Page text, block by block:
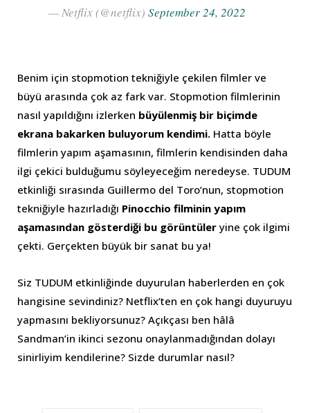
— Netflix (@netflix) September 24, 2022
Benim için stopmotion tekniğiyle çekilen filmler ve
büyü arasında çok az fark var. Stopmotion filmlerinin
nasıl yapıldığını izlerken büyülenmiş bir biçimde
ekrana bakarken buluyorum kendimi. Hatta böyle
filmlerin yapım aşamasının, filmlerin kendisinden daha
ilgi çekici bulduğumu söyleyeceğim neredeyse. TUDUM
etkinliği sırasında Guillermo del Toro’nun, stopmotion
tekniğiyle hazırladığı Pinocchio filminin yapım
aşamasından gösterdiği bu görüntüler yine çok ilgimi
çekti. Gerçekten büyük bir sanat bu ya!
Siz TUDUM etkinliğinde duyurulan haberlerden en çok
hangisine sevindiniz? Netflix’ten en çok hangi duyuruyu
yapmasını bekliyorsunuz? Açıkçası ben hâlâ
Sandman’in ikinci sezonu onaylanmadığından dolayı
sinirliyim kendilerine? Sizde durumlar nasıl?